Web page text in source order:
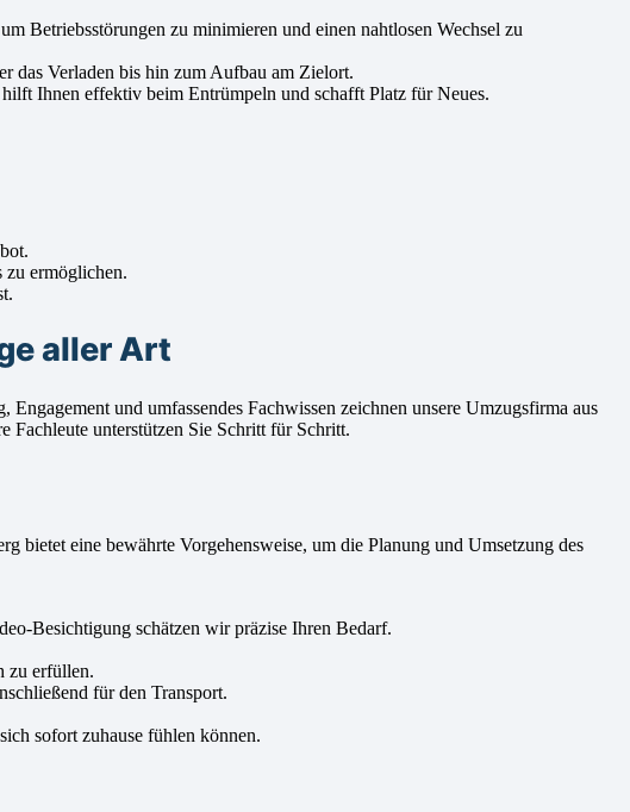
Betriebsstörungen zu minimieren und einen nahtlosen Wechsel zu
das Verladen bis hin zum Aufbau am Zielort.
Ihnen effektiv beim Entrümpeln und schafft Platz für Neues.
zu ermöglichen.
aller Art
und umfassendes Fachwissen zeichnen unsere Umzugsfirma aus
Fachleute unterstützen Sie Schritt für Schritt.
bietet eine bewährte Vorgehensweise, um die Planung und Umsetzung des
Besichtigung schätzen wir präzise Ihren Bedarf.
zu erfüllen.
für den Transport.
sofort zuhause fühlen können.